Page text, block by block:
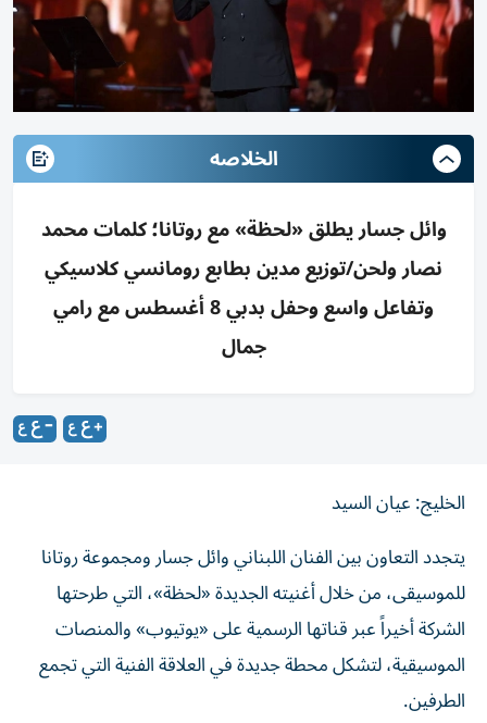
الخلاصه
وائل جسار يطلق «لحظة» مع روتانا؛ كلمات محمد
نصار ولحن/توزيع مدين بطابع رومانسي كلاسيكي
وتفاعل واسع وحفل بدبي 8 أغسطس مع رامي
جمال
الخليج: عيان السيد
يتجدد التعاون بين الفنان اللبناني وائل جسار ومجموعة روتانا
للموسيقى، من خلال أغنيته الجديدة «لحظة»، التي طرحتها
الشركة أخيراً عبر قناتها الرسمية على «يوتيوب» والمنصات
الموسيقية، لتشكل محطة جديدة في العلاقة الفنية التي تجمع
الطرفين.